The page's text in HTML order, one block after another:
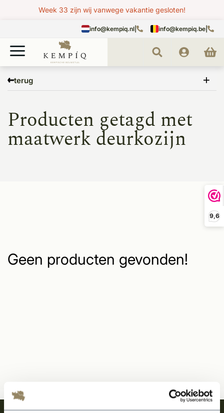
9,6
Week 33 zijn wij vanwege vakantie gesloten!
info@kempiq.nl info@kempiq.be
terug
maatwerk deurkozijn
Producten getagd met
maatwerk deurkozijn
Geen producten gevonden!